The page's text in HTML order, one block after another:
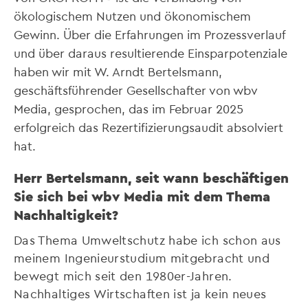
ökologischem Nutzen und ökonomischem
Gewinn. Über die Erfahrungen im Prozessverlauf
und über daraus resultierende Einsparpotenziale
haben wir mit W. Arndt Bertelsmann,
geschäftsführender Gesellschafter von wbv
Media, gesprochen, das im Februar 2025
erfolgreich das Rezertifizierungsaudit absolviert
hat.
Herr Bertelsmann, seit wann beschäftigen
Sie sich bei wbv Media mit dem Thema
Nachhaltigkeit?
Das Thema Umweltschutz habe ich schon aus
meinem Ingenieurstudium mitgebracht und
bewegt mich seit den 1980er-Jahren.
Nachhaltiges Wirtschaften ist ja kein neues